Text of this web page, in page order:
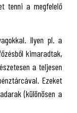
tenni a megfelelő
Ilyen pl. a
kimaradtak,
a teljesen
Ezeket
(különösen a